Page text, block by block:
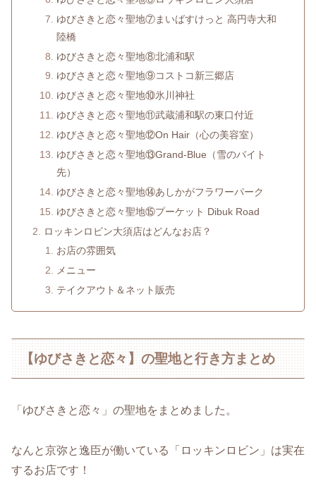
ゆびさきと恋々聖地⑦まいばすけっと 高円寺大和
陸橋
ゆびさきと恋々聖地⑧北浦和駅
ゆびさきと恋々聖地⑨コストコ新三郷店
ゆびさきと恋々聖地⑩氷川神社
ゆびさきと恋々聖地⑪武蔵浦和駅の東口付近
ゆびさきと恋々聖地⑫On Hair（心の美容室）
ゆびさきと恋々聖地⑬Grand-Blue（雪のバイト
先）
ゆびさきと恋々聖地⑭あしかがフラワーパーク
ゆびさきと恋々聖地⑮プーケット Dibuk Road
ロッキンロビン大須店はどんなお店？
お店の雰囲気
メニュー
テイクアウト＆ネット販売
【ゆびさきと恋々】の聖地と行き方まとめ
「ゆびさきと恋々」の聖地をまとめました。
なんと京弥と逸臣が働いている「ロッキンロビン」は実在
するお店です！